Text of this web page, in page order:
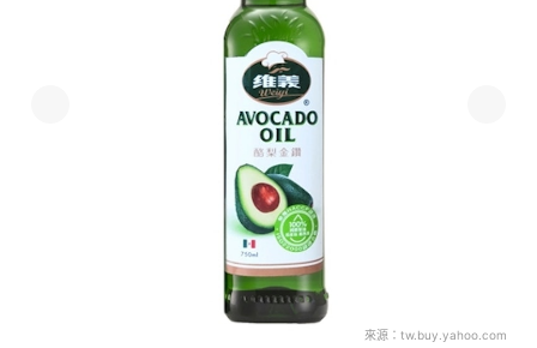
來源： tw.buy.yahoo.com